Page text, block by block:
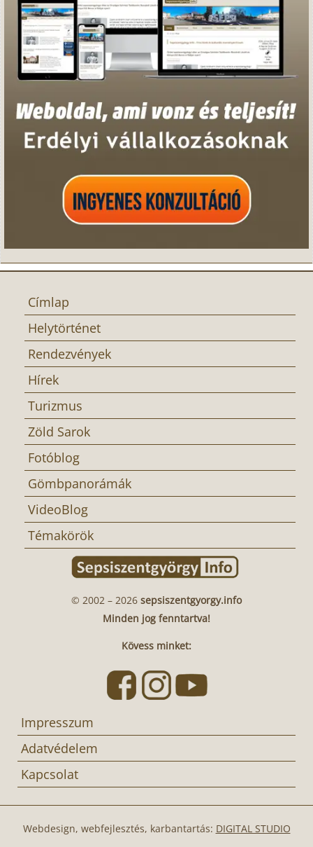
Címlap
Helytörténet
Rendezvények
Hírek
Turizmus
Zöld Sarok
Fotóblog
Gömbpanorámák
VideoBlog
Témakörök
© 2002 – 2026 sepsiszentgyorgy.info
Minden jog fenntartva!
Kövess minket:
Impresszum
Adatvédelem
Kapcsolat
Webdesign, webfejlesztés, karbantartás: DIGITAL STUDIO